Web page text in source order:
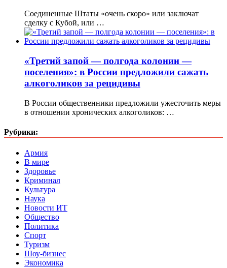
Соединенные Штаты «очень скоро» или заключат
сделку с Кубой, или …
«Третий запой — полгода колонии —
поселения»: в России предложили сажать
алкоголиков за рецидивы
В России общественники предложили ужесточить меры
в отношении хронических алкоголиков: …
Рубрики:
Армия
В мире
Здоровье
Криминал
Культура
Наука
Новости ИТ
Общество
Политика
Спорт
Туризм
Шоу-бизнес
Экономика